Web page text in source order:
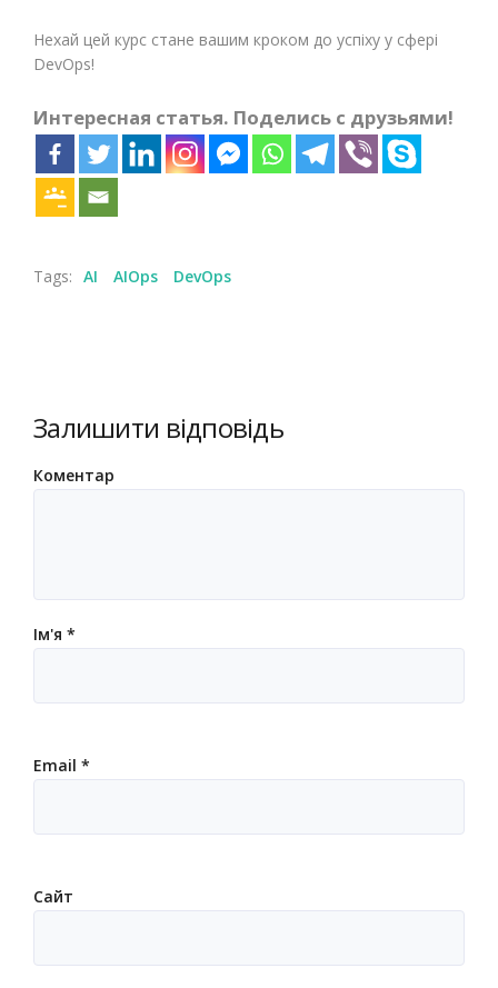
Нехай цей курс стане вашим кроком до успіху у сфері
DevOps!
Интересная статья. Поделись с друзьями!
Tags: AI AIOps DevOps
Залишити відповідь
Коментар
Ім'я *
Email *
Сайт